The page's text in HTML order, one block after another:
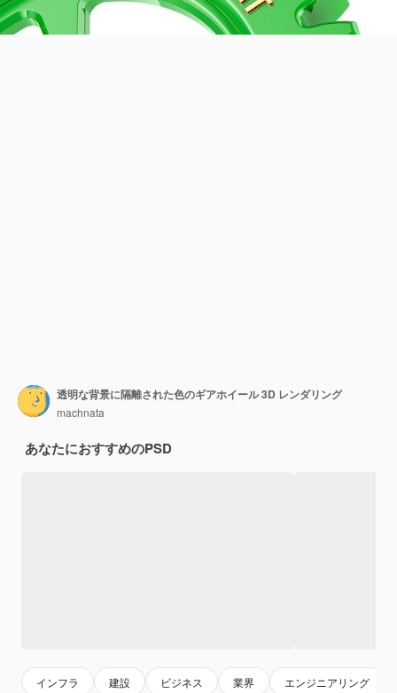
透明な背景に隔離された色のギアホイール 3D レンダリング
machnata
あなたにおすすめのPSD
インフラ 建設 ビジネス 業界 エンジニアリング